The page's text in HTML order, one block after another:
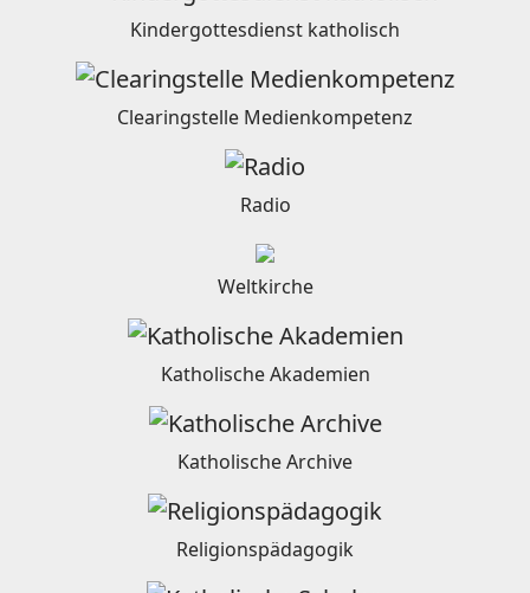
Kindergottesdienst katholisch
Clearingstelle Medienkompetenz
Radio
Weltkirche
Katholische Akademien
Katholische Archive
Religionspädagogik